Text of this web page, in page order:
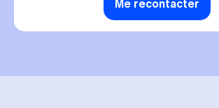
Me recontacter